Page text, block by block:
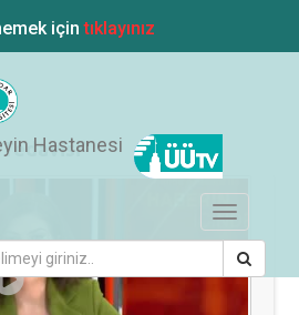
içintıklayınız
Toggle
navigation